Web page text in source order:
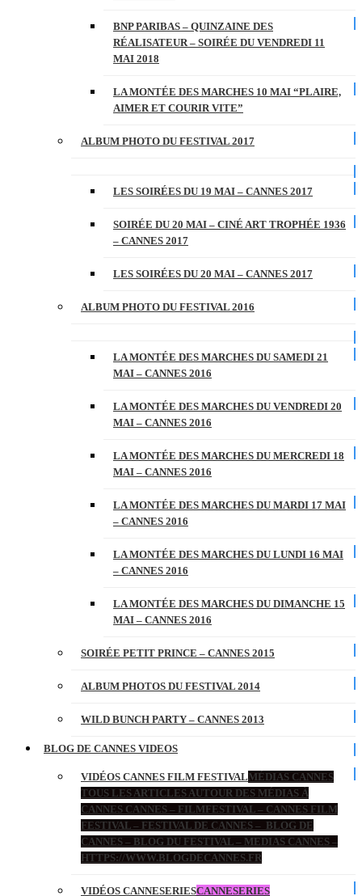
BNP PARIBAS – QUINZAINE DES
RÉALISATEUR – SOIRÉE DU VENDREDI 11
MAI 2018
LA MONTÉE DES MARCHES 10 MAI “PLAIRE,
AIMER ET COURIR VITE”
ALBUM PHOTO DU FESTIVAL 2017
LES SOIRÉES DU 19 MAI – CANNES 2017
SOIRÉE DU 20 MAI – CINÉ ART TROPHÉE 1936
– CANNES 2017
LES SOIRÉES DU 20 MAI – CANNES 2017
ALBUM PHOTO DU FESTIVAL 2016
LA MONTÉE DES MARCHES DU SAMEDI 21
MAI – CANNES 2016
LA MONTÉE DES MARCHES DU VENDREDI 20
MAI – CANNES 2016
LA MONTÉE DES MARCHES DU MERCREDI 18
MAI – CANNES 2016
LA MONTÉE DES MARCHES DU MARDI 17 MAI
– CANNES 2016
LA MONTÉE DES MARCHES DU LUNDI 16 MAI
– CANNES 2016
LA MONTÉE DES MARCHES DU DIMANCHE 15
MAI – CANNES 2016
SOIRÉE PETIT PRINCE – CANNES 2015
ALBUM PHOTOS DU FESTIVAL 2014
WILD BUNCH PARTY – CANNES 2013
BLOG DE CANNES VIDEOS
VIDÉOS CANNES FILM FESTIVALMÉDIAS CANNES
TOUS LES ARTICLES AUTOUR DES MÉDIAS À
CANNES CANNES – FILMFESTIVAL – CANNES FILM
FESTIVAL – FESTIVAL DE CANNES – BLOG DE
CANNES – BLOG DU FESTIVAL – MEDIAS CANNES –
HTTPS://WWW.BLOGDECANNES.FR
VIDÉOS CANNESERIESCANNESERIES